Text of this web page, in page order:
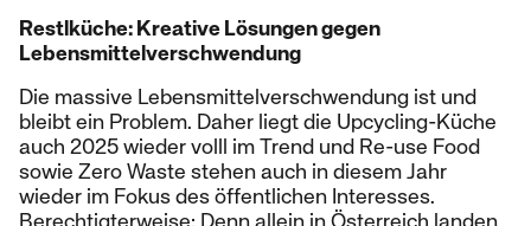
Restlküche: Kreative Lösungen gegen
Lebensmittelverschwendung
Die massive Lebensmittelverschwendung ist und
bleibt ein Problem. Daher liegt die Upcycling-Küche
auch 2025 wieder volll im Trend und Re-use Food
sowie Zero Waste stehen auch in diesem Jahr
wieder im Fokus des öffentlichen Interesses.